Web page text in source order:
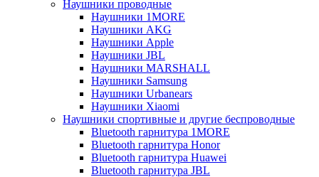
Наушники проводные
Наушники 1MORE
Наушники AKG
Наушники Apple
Наушники JBL
Наушники MARSHALL
Наушники Samsung
Наушники Urbanears
Наушники Xiaomi
Наушники спортивные и другие беспроводные
Bluetooth гарнитура 1MORE
Bluetooth гарнитура Honor
Bluetooth гарнитура Huawei
Bluetooth гарнитура JBL